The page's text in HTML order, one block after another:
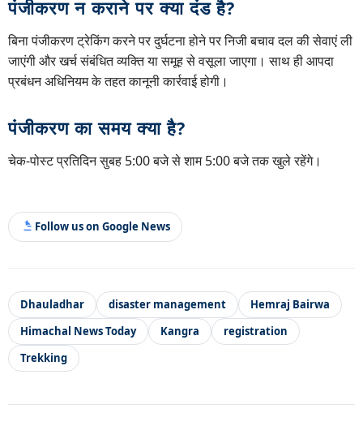
पंजीकरण न कराने पर क्या दंड है?
बिना पंजीकरण ट्रेकिंग करने पर दुर्घटना होने पर निजी बचाव दल की सेवाएं ली
जाएंगी और खर्च संबंधित व्यक्ति या समूह से वसूला जाएगा। साथ ही आपदा
प्रबंधन अधिनियम के तहत कानूनी कार्रवाई होगी।
पंजीकरण का समय क्या है?
चेक-पोस्ट प्रतिदिन सुबह 5:00 बजे से शाम 5:00 बजे तक खुले रहेंगे।
Follow us on Google News
Dhauladhar disaster management
Hemraj Bairwa
Himachal News Today
Kangra
registration
Trekking